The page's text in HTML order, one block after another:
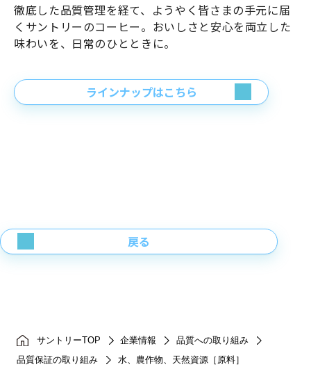
サントリーTOP 企業情報
品質への取り組み
品質保証の取り組み
水、農作物、天然資源［原料］
徹底した品質管理を経て、ようやく皆さまの手元に届
くサントリーのコーヒー。おいしさと安心を両立した
味わいを、日常のひとときに。
ラインナップはこちら
戻る